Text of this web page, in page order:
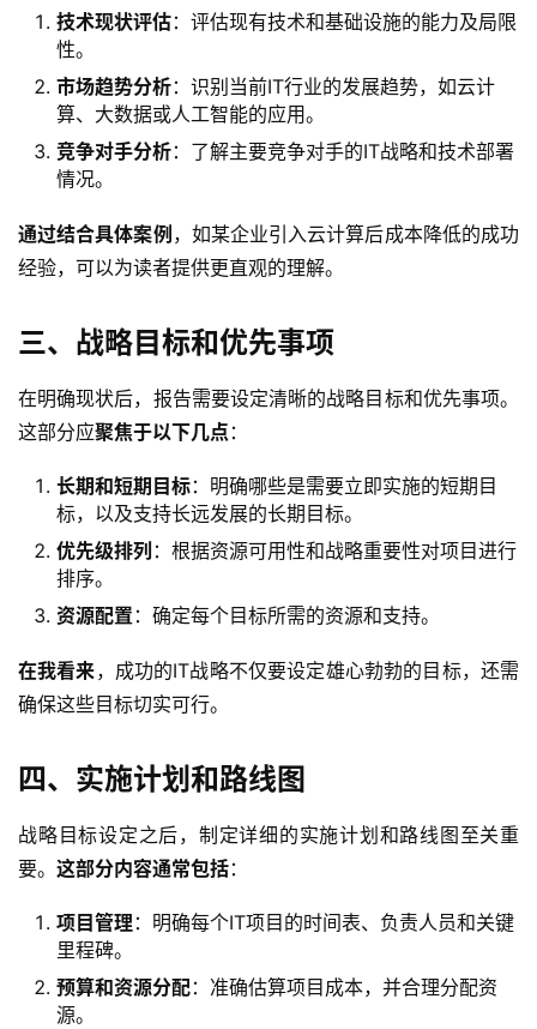
技术现状评估：评估现有技术和基础设施的能力及局限
性。
市场趋势分析：识别当前IT行业的发展趋势，如云计
算、大数据或人工智能的应用。
竞争对手分析：了解主要竞争对手的IT战略和技术部署
情况。
通过结合具体案例 ，如某企业引入云计算后成本降低的成功
经验，可以为读者提供更直观的理解。
三、战略目标和优先事项
在明确现状后，报告需要设定清晰的战略目标和优先事项。
这部分应聚焦于以下几点 ：
长期和短期目标：明确哪些是需要立即实施的短期目
标，以及支持长远发展的长期目标。
优先级排列 ：根据资源可用性和战略重要性对项目进行
排序。
资源配置 ：确定每个目标所需的资源和支持。
在我看来，成功的IT战略不仅要设定雄心勃勃的目标，还需
确保这些目标切实可行。
四、实施计划和路线图
战略目标设定之后，制定详细的实施计划和路线图至关重
要。 这部分内容通常包括：
项目管理 ：明确每个IT项目的时间表、负责人员和关键
里程碑。
预算和资源分配：准确估算项目成本，并合理分配资
源。